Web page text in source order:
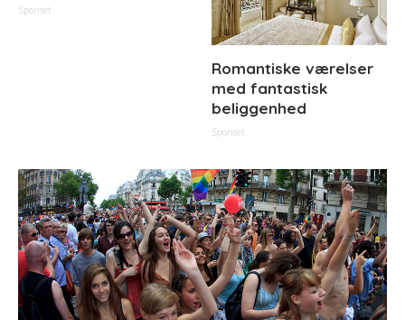
Sponset
Romantiske værelser
med fantastisk
beliggenhed
Sponset